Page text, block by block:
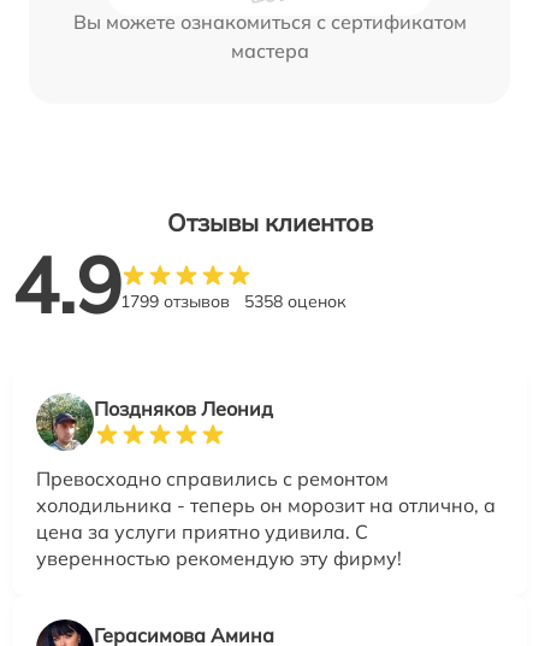
Вы можете ознакомиться с сертификатом
мастера
Отзывы клиентов
4.91799 отзывов 5358 оценок
Поздняков Леонид
Превосходно справились с ремонтом
холодильника - теперь он морозит на отлично, а
цена за услуги приятно удивила. С
уверенностью рекомендую эту фирму!
Герасимова Амина